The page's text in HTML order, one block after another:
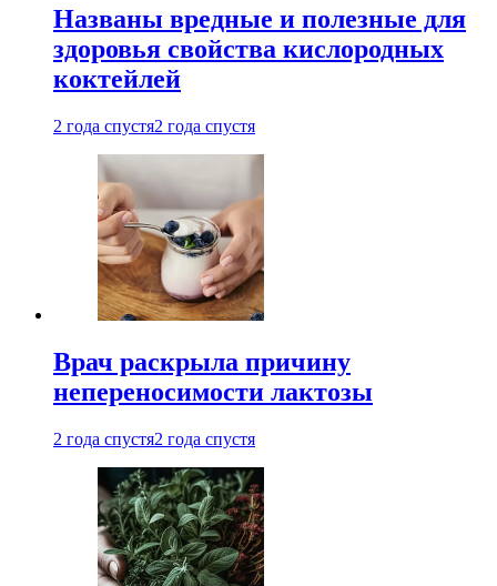
Названы вредные и полезные для
здоровья свойства кислородных
коктейлей
2 года спустя2 года спустя
Врач раскрыла причину
непереносимости лактозы
2 года спустя2 года спустя